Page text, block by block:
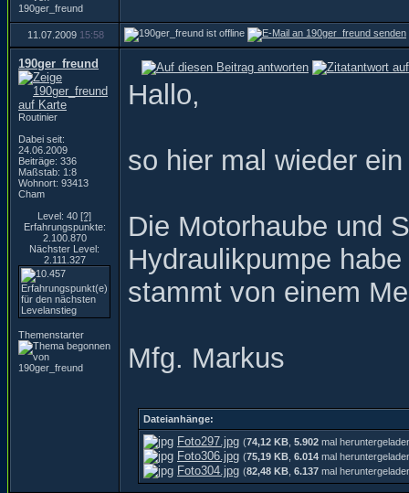
11.07.2009 15:58
190ger_freund
Routinier
Dabei seit:
24.06.2009
Beiträge: 336
Maßstab: 1:8
Wohnort: 93413
Cham
Level: 40 [?]
Erfahrungspunkte:
2.100.870
Nächster Level:
2.111.327
Themenstarter
Hallo,
so hier mal wieder
Die Motorhaube und
Hydraulikpumpe
stammt von einem
Mfg. Markus
Dateianhänge:
Foto297.jpg (74,12 KB 5.902 mal
Foto306.jpg (75,19 KB 6.014 mal
Foto304.jpg (82,48 KB 6.137 mal